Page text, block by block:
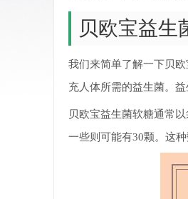
贝欧宝益生
我们来简单了解一下贝
充人体所需的益生菌。
贝欧宝益生菌软糖通常
一些则可能有30颗。这